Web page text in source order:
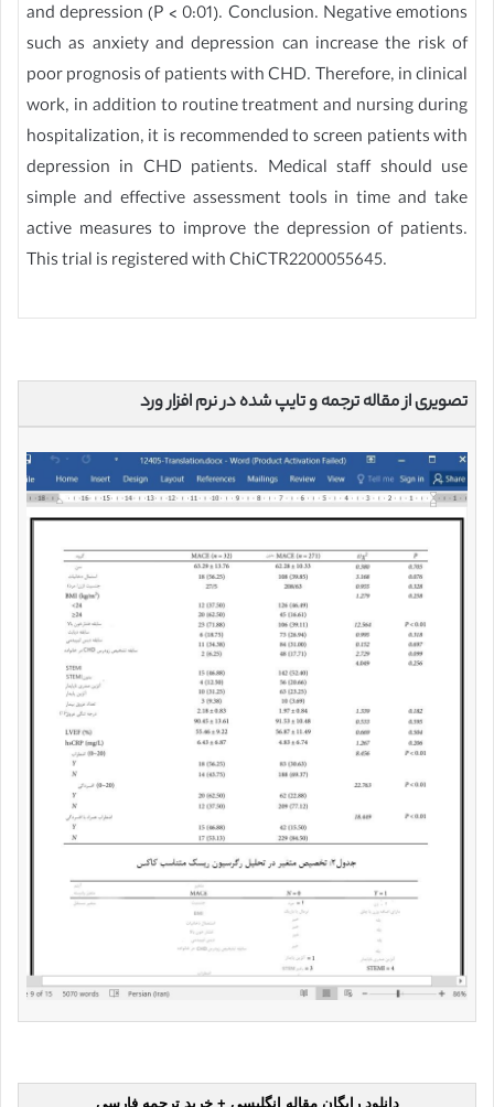
and depression (P < 0:01). Conclusion. Negative emotions
such as anxiety and depression can increase the risk of
poor prognosis of patients with CHD. Therefore, in clinical
work, in addition to routine treatment and nursing during
hospitalization, it is recommended to screen patients with
depression in CHD patients. Medical staff should use
simple and effective assessment tools in time and take
active measures to improve the depression of patients.
This trial is registered with ChiCTR2200055645.
تصویری از مقاله ترجمه و تایپ شده در نرم افزار ورد
دانلود رایگان مقاله انگلیسی + خرید ترجمه فارسی